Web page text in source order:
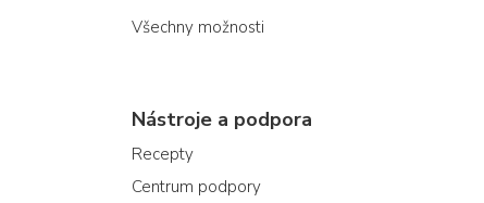
Všechny možnosti
Nástroje a podpora
Recepty
Centrum podpory